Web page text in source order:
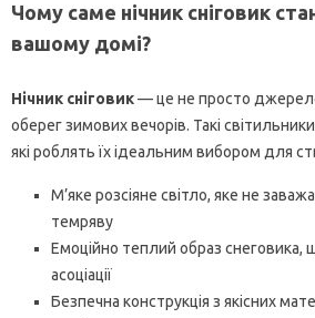
Чому саме нічник сніговик
вашому домі?
Нічник сніговик— це не просто
оберег зимових вечорів. Такі
які роблять їх ідеальним вибором для
М’яке розсіяне світло, яке не
темряву
Емоційно теплий образ снеговика,
асоціації
Безпечна конструкція з якісних